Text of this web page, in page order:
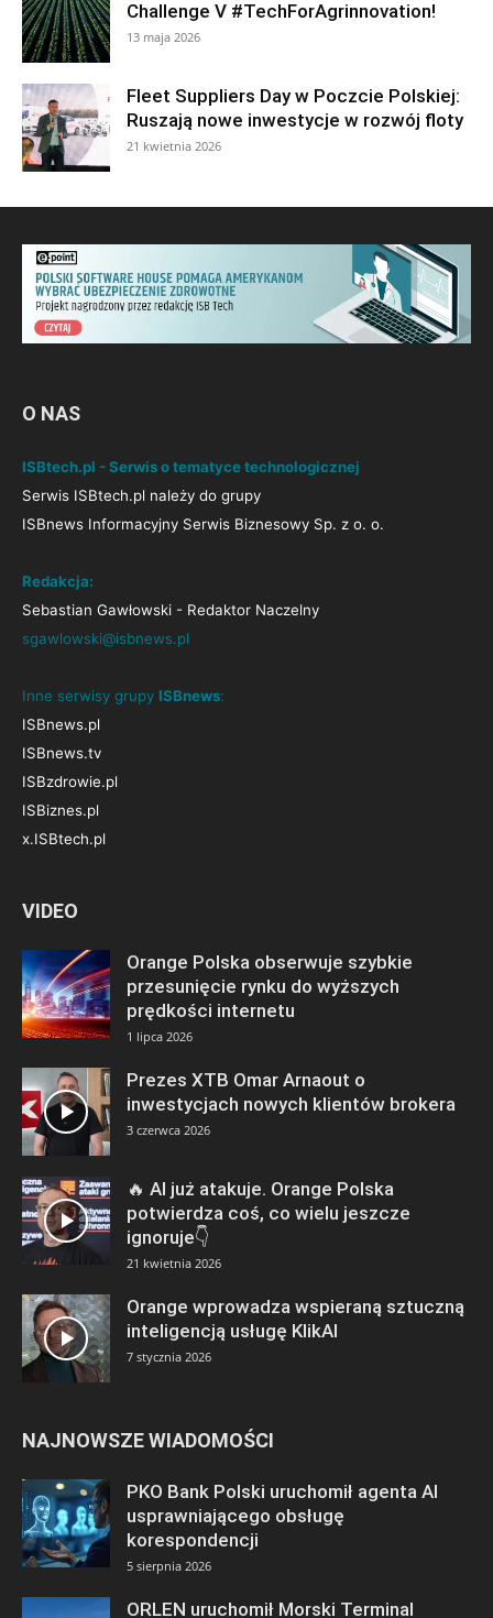
Challenge V #TechForAgrinnovation!
13 maja 2026
Fleet Suppliers Day w Poczcie Polskiej:
Ruszają nowe inwestycje w rozwój floty
21 kwietnia 2026
O NAS
ISBtech.pl - Serwis o tematyce technologicznej
Serwis ISBtech.pl należy do grupy
ISBnews Informacyjny Serwis Biznesowy Sp. z o. o.
Redakcja:
Sebastian Gawłowski - Redaktor Naczelny
sgawlowski@isbnews.pl
Inne serwisy grupy ISBnews:
ISBnews.pl
ISBnews.tv
ISBzdrowie.pl
ISBiznes.pl
x.ISBtech.pl
VIDEO
Orange Polska obserwuje szybkie
przesunięcie rynku do wyższych
prędkości internetu
1 lipca 2026
Prezes XTB Omar Arnaout o
inwestycjach nowych klientów brokera
3 czerwca 2026
🔥 AI już atakuje. Orange Polska
potwierdza coś, co wielu jeszcze
ignoruje👇
21 kwietnia 2026
Orange wprowadza wspieraną sztuczną
inteligencją usługę KlikAI
7 stycznia 2026
NAJNOWSZE WIADOMOŚCI
PKO Bank Polski uruchomił agenta AI
usprawniającego obsługę
korespondencji
5 sierpnia 2026
ORLEN uruchomił Morski Terminal